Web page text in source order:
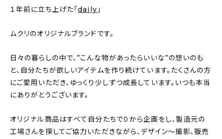
１年前に立ち上げた「daily 」
ムクリのオリジナルブランドです。
日々の暮らしの中で、”こんな物があったらいいな”の想いのも
と、自分たちが欲しいアイテムを作り続けています。たくさんの方
にご愛用いただき、ゆっくり少しずつ成長しています。いつも本当
にありがとうございます。
オリジナル商品はすべて自分たちで０から企画をし、製造元の
工場さんを探してご協力いただきながら、デザイン〜撮影、販売